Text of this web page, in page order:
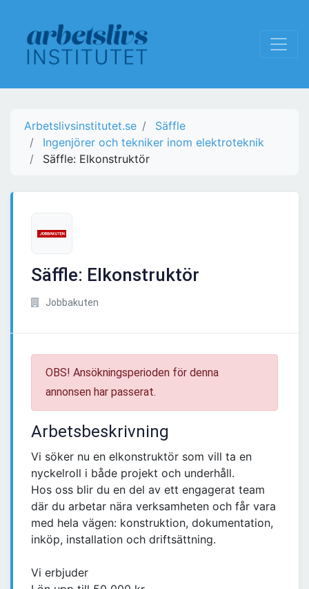
Arbetslivsinstitutet.se
Säffle
Ingenjörer och tekniker inom elektroteknik
Säffle: Elkonstruktör
Säffle: Elkonstruktör
Jobbakuten
OBS! Ansökningsperioden för denna
annonsen har passerat.
Arbetsbeskrivning
Vi söker nu en elkonstruktör som vill ta en
nyckelroll i både projekt och underhåll.
Hos oss blir du en del av ett engagerat team
där du arbetar nära verksamheten och får vara
med hela vägen: konstruktion, dokumentation,
inköp, installation och driftsättning.
Vi erbjuder